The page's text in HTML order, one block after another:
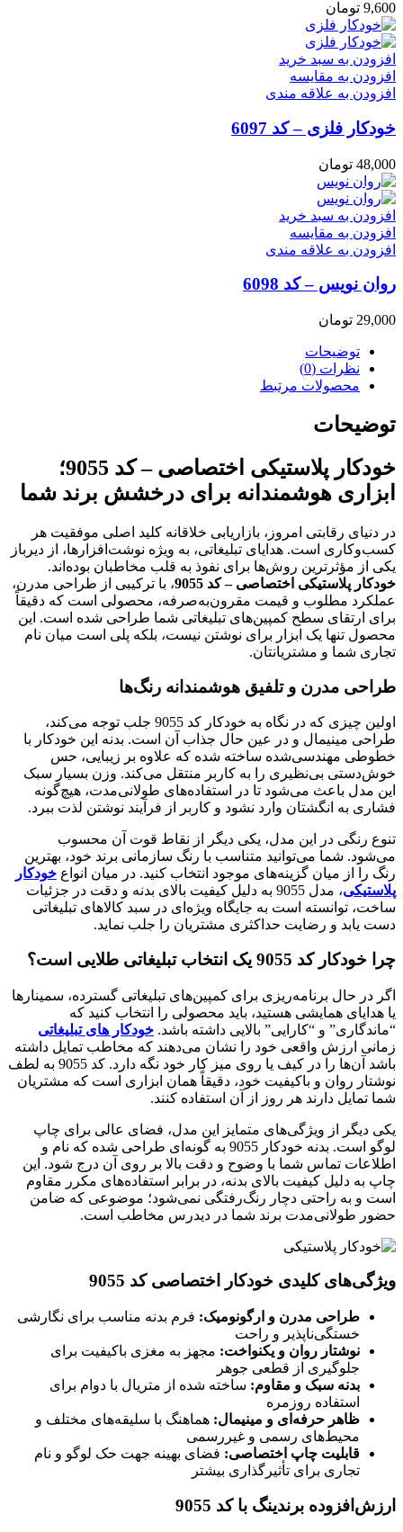
9,600 تومان
افزودن به سبد خرید
افزودن به مقایسه
افزودن به علاقه مندی
خودکار فلزی – کد 6097
48,000 تومان
افزودن به سبد خرید
افزودن به مقایسه
افزودن به علاقه مندی
روان نویس – کد 6098
29,000 تومان
توضیحات
نظرات (0)
محصولات مرتبط
توضیحات
خودکار پلاستیکی اختصاصی – کد 9055؛
ابزاری هوشمندانه برای درخشش برند شما
در دنیای رقابتی امروز، بازاریابی خلاقانه کلید اصلی موفقیت هر
کسب‌وکاری است. هدایای تبلیغاتی، به ویژه نوشت‌افزارها، از دیرباز
یکی از مؤثرترین روش‌ها برای نفوذ به قلب مخاطبان بوده‌اند.
خودکار پلاستیکی اختصاصی – کد 9055
، با ترکیبی از طراحی مدرن،
عملکرد مطلوب و قیمت مقرون‌به‌صرفه، محصولی است که دقیقاً
برای ارتقای سطح کمپین‌های تبلیغاتی شما طراحی شده است. این
محصول تنها یک ابزار برای نوشتن نیست، بلکه پلی است میان نام
تجاری شما و مشتریانتان.
طراحی مدرن و تلفیق هوشمندانه رنگ‌ها
اولین چیزی که در نگاه به خودکار کد 9055 جلب توجه می‌کند،
طراحی مینیمال و در عین حال جذاب آن است. بدنه این خودکار با
خطوطی مهندسی‌شده ساخته شده که علاوه بر زیبایی، حس
خوش‌دستی بی‌نظیری را به کاربر منتقل می‌کند. وزن بسیار سبک
این مدل باعث می‌شود تا در استفاده‌های طولانی‌مدت، هیچ‌گونه
فشاری به انگشتان وارد نشود و کاربر از فرآیند نوشتن لذت ببرد.
تنوع رنگی در این مدل، یکی دیگر از نقاط قوت آن محسوب
می‌شود. شما می‌توانید متناسب با رنگ سازمانی برند خود، بهترین
رنگ را از میان گزینه‌های موجود انتخاب کنید. در میان انواع خودکار
پلاستیکی
، مدل 9055 به دلیل کیفیت بالای بدنه و دقت در جزئیات
ساخت، توانسته است به جایگاه ویژه‌ای در سبد کالاهای تبلیغاتی
دست یابد و رضایت حداکثری مشتریان را جلب نماید.
چرا خودکار کد 9055 یک انتخاب تبلیغاتی طلایی است؟
اگر در حال برنامه‌ریزی برای کمپین‌های تبلیغاتی گسترده، سمینارها
یا هدایای همایشی هستید، باید محصولی را انتخاب کنید که
“ماندگاری” و “کارایی” بالایی داشته باشد. خودکار های تبلیغاتی
زمانی ارزش واقعی خود را نشان می‌دهند که مخاطب تمایل داشته
باشد آن‌ها را در کیف یا روی میز کار خود نگه دارد. کد 9055 به لطف
نوشتار روان و باکیفیت خود، دقیقاً همان ابزاری است که مشتریان
شما تمایل دارند هر روز از آن استفاده کنند.
یکی دیگر از ویژگی‌های متمایز این مدل، فضای عالی برای چاپ
لوگو است. بدنه خودکار 9055 به گونه‌ای طراحی شده که نام و
اطلاعات تماس شما با وضوح و دقت بالا بر روی آن درج شود. این
چاپ به دلیل کیفیت بالای بدنه، در برابر استفاده‌های مکرر مقاوم
است و به راحتی دچار رنگ‌رفتگی نمی‌شود؛ موضوعی که ضامن
حضور طولانی‌مدت برند شما در دیدرس مخاطب است.
ویژگی‌های کلیدی خودکار اختصاصی کد 9055
طراحی مدرن و ارگونومیک: فرم بدنه مناسب برای نگارشی
خستگی‌ناپذیر و راحت
نوشتار روان و یکنواخت: مجهز به مغزی باکیفیت برای
جلوگیری از قطعی جوهر
بدنه سبک و مقاوم: ساخته شده از متریال با دوام برای
استفاده روزمره
ظاهر حرفه‌ای و مینیمال: هماهنگ با سلیقه‌های مختلف و
محیط‌های رسمی و غیررسمی
قابلیت چاپ اختصاصی: فضای بهینه جهت حک لوگو و نام
تجاری برای تأثیرگذاری بیشتر
ارزش‌افزوده برندینگ با کد 9055